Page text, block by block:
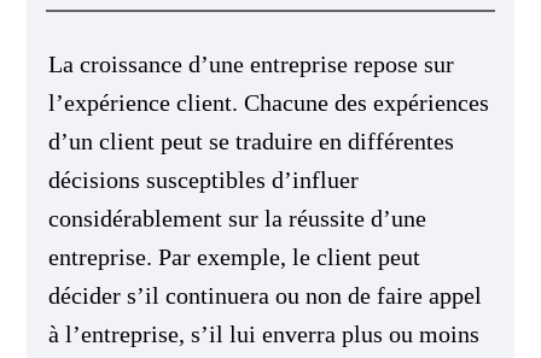
La croissance d’une entreprise repose sur
l’expérience client. Chacune des expériences
d’un client peut se traduire en différentes
décisions susceptibles d’influer
considérablement sur la réussite d’une
entreprise. Par exemple, le client peut
décider s’il continuera ou non de faire appel
à l’entreprise, s’il lui enverra plus ou moins